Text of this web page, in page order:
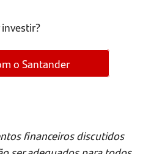
o Santander
financeiros discutidos